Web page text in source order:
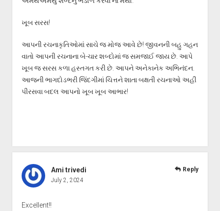
ખૂબ સરસ!
આપની રચનાકૃતિઓમાં સાચે જ મોજ આવે છે! જીવનની બહુ ગહન
વાતો આપની રચનાના બે-ચાર શબ્દોમાં જ સમજાઈ જાય છે. આપે
ખૂબ જ સરસ કળા હસ્તગત કરી છે. આપને અનેકાનેક અભિનંદન.
આજની ભાગદોડભરી જિંદગીમાં ચિત્તને શાતા બક્ષતી રચનાઓ અહીં
પીરસવા બદલ આપનો ખૂબ ખૂબ આભાર!
Ami trivedi
July 2, 2024
Excellent!!
Reply